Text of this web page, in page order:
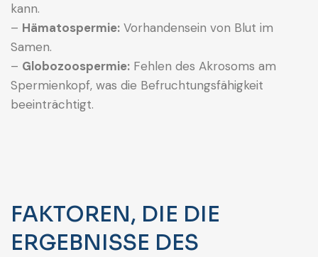
kann.
– Hämatospermie: Vorhandensein von Blut im
Samen.
– Globozoospermie: Fehlen des Akrosoms am
Spermienkopf, was die Befruchtungsfähigkeit
beeinträchtigt.
FAKTOREN, DIE DIE
ERGEBNISSE DES